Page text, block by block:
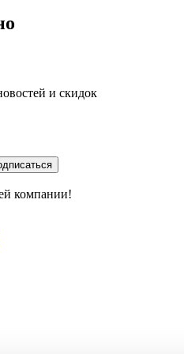
и скидок
компании!